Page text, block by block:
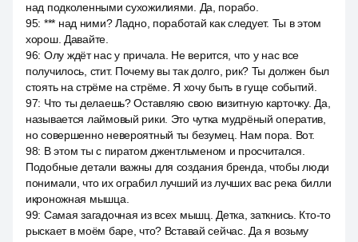
над подколенными сухожилиями. Да, порабо.
95: *** над ними? Ладно, поработай как следует. Ты в этом
хорош. Давайте.
96: Олу ждёт нас у причала. Не верится, что у нас все
получилось, стит. Почему вы так долго, рик? Ты должен был
стоять на стрёме на стрёме. Я хочу быть в гуще событий.
97: Что ты делаешь? Оставляю свою визитную карточку. Да,
называется лаймовый рики. Это чутка мудрёный оператив,
но совершенно невероятный ты безумец. Нам пора. Вот.
98: В этом ты с пиратом джентльменом и просчитался.
Подобные детали важны для создания бренда, чтобы люди
понимали, что их ограбил лучший из лучших вас река билли
икроножная мышца.
99: Самая загадочная из всех мышц. Детка, заткнись. Кто-то
рыскает в моём баре, что? Вставай сейчас. Да я возьму